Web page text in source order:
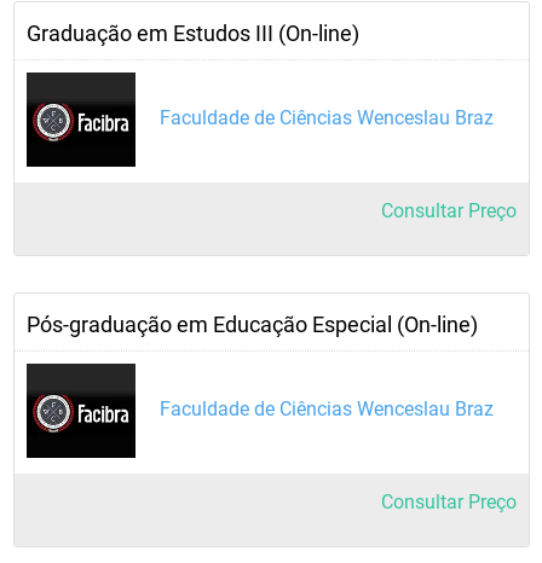
Graduação em Estudos III (On-line)
Faculdade de Ciências Wenceslau Braz
Consultar Preço
Pós-graduação em Educação Especial (On-line)
Faculdade de Ciências Wenceslau Braz
Consultar Preço